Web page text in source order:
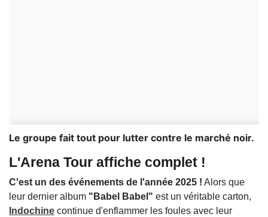
Le groupe fait tout pour lutter contre le marché noir.
L'Arena Tour affiche complet !
C'est un des événements de l'année 2025 ! Alors que
leur dernier album "Babel Babel" est un véritable carton,
Indochine continue d'enflammer les foules avec leur